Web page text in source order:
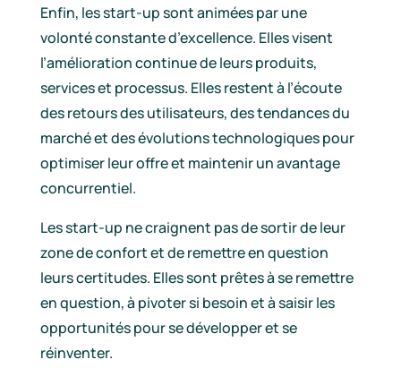
Enfin, les start-up sont animées par une
volonté constante d’excellence. Elles visent
l’amélioration continue de leurs produits,
services et processus. Elles restent à l’écoute
des retours des utilisateurs, des tendances du
marché et des évolutions technologiques pour
optimiser leur offre et maintenir un avantage
concurrentiel.
Les start-up ne craignent pas de sortir de leur
zone de confort et de remettre en question
leurs certitudes. Elles sont prêtes à se remettre
en question, à pivoter si besoin et à saisir les
opportunités pour se développer et se
réinventer.